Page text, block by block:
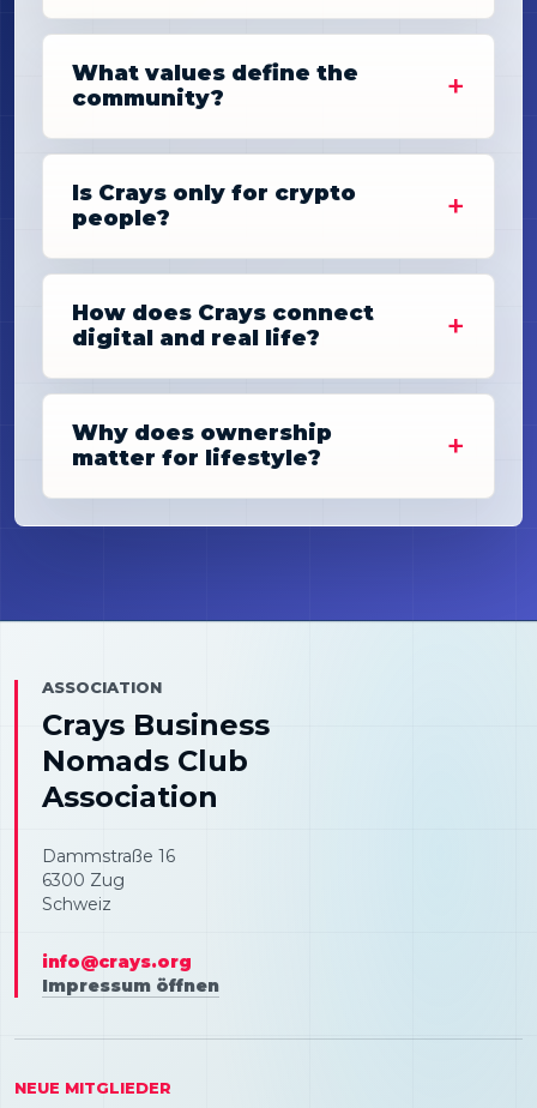
What values define the
community?
Is Crays only for crypto
people?
How does Crays connect
digital and real life?
Why does ownership
matter for lifestyle?
ASSOCIATION
Crays Business
Nomads Club
Association
Dammstraße 16
6300 Zug
Schweiz
info@crays.org
Impressum öffnen
NEUE MITGLIEDER